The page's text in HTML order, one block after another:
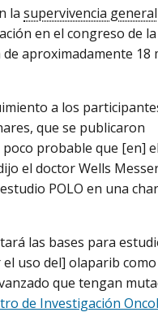
la supervivencia general
en el congreso de la
aproximadamente 18
a los
que se publicaron
poco probable que [en]
el doctor Wells
POLO en una
las bases para
uso del] olaparib
que tengan
de Investigación